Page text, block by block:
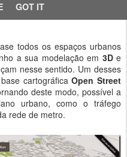
GOT IT
3D.
todos os espaços urbanos
a sua modelação em 3De
nesse sentido. Um desses
cartográficaOpen Street
deste modo, possível a
urbano, como o tráfego
rede de metro.